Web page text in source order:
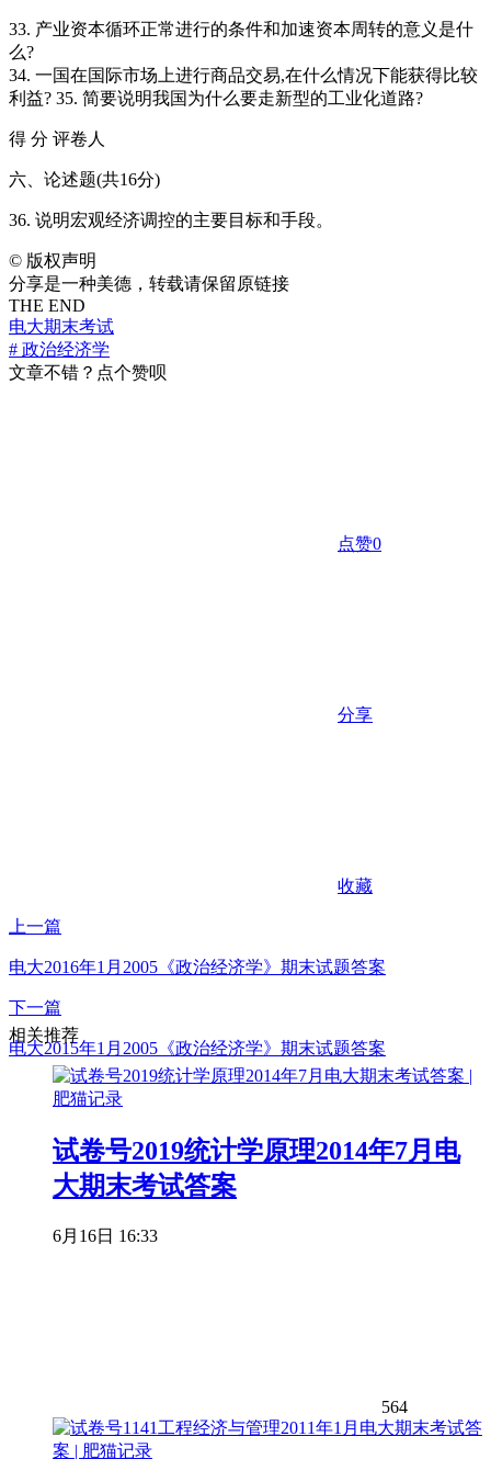
33. 产业资本循环正常进行的条件和加速资本周转的意义是什
么?
34. 一国在国际市场上进行商品交易,在什么情况下能获得比较
利益? 35. 简要说明我国为什么要走新型的工业化道路?
得 分 评卷人
六、论述题(共16分)
36. 说明宏观经济调控的主要目标和手段。
© 版权声明
分享是一种美德，转载请保留原链接
THE END
电大期末考试
# 政治经济学
文章不错？点个赞呗
点赞0
分享
收藏
上一篇
电大2016年1月2005《政治经济学》期末试题答案
下一篇
电大2015年1月2005《政治经济学》期末试题答案
相关推荐
试卷号2019统计学原理2014年7月电
大期末考试答案
6月16日 16:33
564